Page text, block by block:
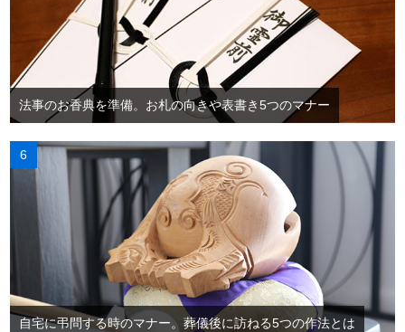
法事のお香典を準備。お札の向きや表書き5つのマナー
自宅に弔問する時のマナー。葬儀後に訪ねる5つの作法とは